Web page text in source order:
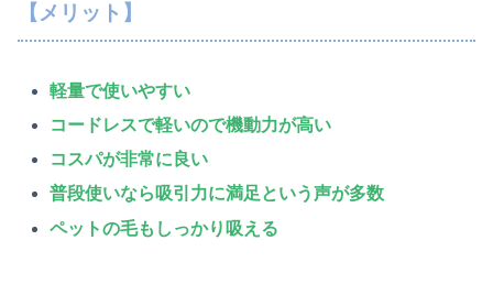
【メリット】
軽量で使いやすい
コードレスで軽いので機動力が高い
コスパが非常に良い
普段使いなら吸引力に満足という声が多数
ペットの毛もしっかり吸える